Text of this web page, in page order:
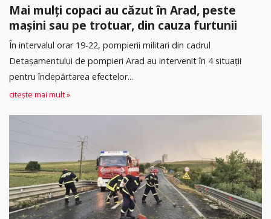
Mai mulți copaci au căzut în Arad, peste
mașini sau pe trotuar, din cauza furtunii
În intervalul orar 19-22, pompierii militari din cadrul
Detașamentului de pompieri Arad au intervenit în 4 situații
pentru îndepărtarea efectelor...
citește mai mult »